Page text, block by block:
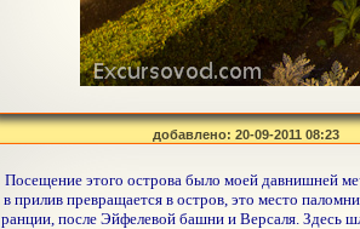
добавлено: 20-09-2011 08:23
Посещение этого острова было моей давнишней
в прилив превращается в остров, это место
ранции, после Эйфелевой башни и Версаля. Здесь